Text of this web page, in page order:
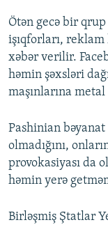
Ötən gecə bir
işıqforları, reklam
xəbər verilir.
həmin şəxsləri
maşınlarına
Pashinian
olmadığını,
provokasiyası da
həmin yerə
Birləşmiş Ştatlar